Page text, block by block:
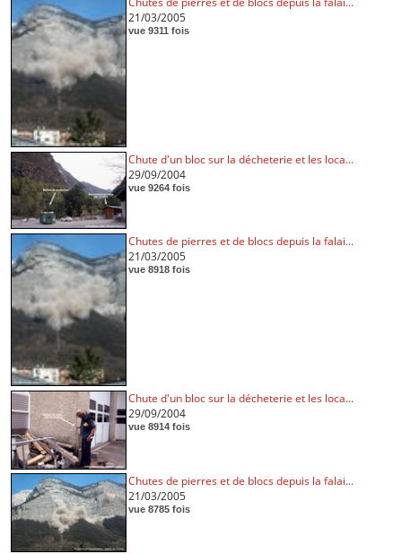
21/03/2005
vue 9311 fois
Chute d'un bloc sur la décheterie et les loca...
29/09/2004
vue 9264 fois
Chutes de pierres et de blocs depuis la falai...
21/03/2005
vue 8918 fois
Chute d'un bloc sur la décheterie et les loca...
29/09/2004
vue 8914 fois
Chutes de pierres et de blocs depuis la falai...
21/03/2005
vue 8785 fois